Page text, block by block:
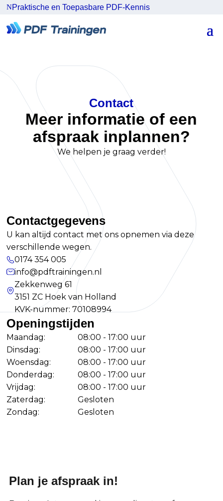
NPraktische en Toepasbare PDF-Kennis
Contact
Meer informatie of een
afspraak inplannen?
We helpen je graag verder!
Contactgegevens
U kan altijd contact met ons opnemen via deze
verschillende wegen.
0174 354 005
info@pdftrainingen.nl
Zekkenweg 61
3151 ZC Hoek van Holland
KVK-nummer: 70108994
Openingstijden
Maandag:
08:00 - 17:00 uur
Dinsdag:
08:00 - 17:00 uur
Woensdag:
08:00 - 17:00 uur
Donderdag:
08:00 - 17:00 uur
Vrijdag:
08:00 - 17:00 uur
Zaterdag:
Gesloten
Zondag:
Gesloten
Plan je afspraak in!